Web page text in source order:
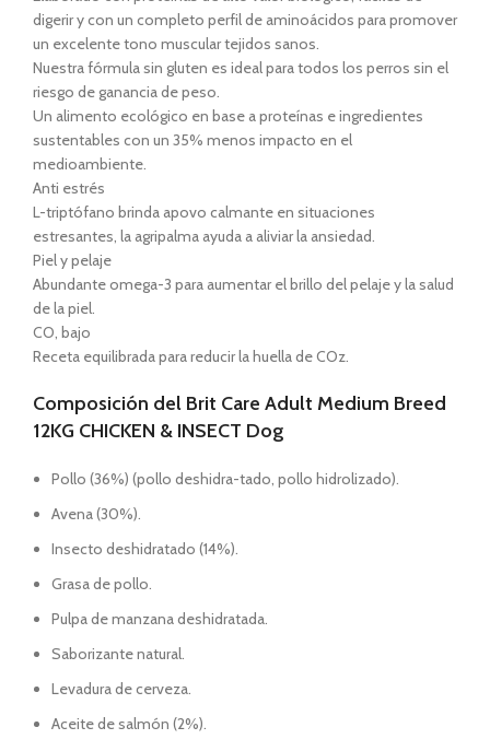
digerir y con un completo perfil de aminoácidos para promover
un excelente tono muscular tejidos sanos.
Nuestra fórmula sin gluten es ideal para todos los perros sin el
riesgo de ganancia de peso.
Un alimento ecológico en base a proteínas e ingredientes
sustentables con un 35% menos impacto en el
medioambiente.
Anti estrés
L-triptófano brinda apovo calmante en situaciones
estresantes, la agripalma ayuda a aliviar la ansiedad.
Piel y pelaje
Abundante omega-3 para aumentar el brillo del pelaje y la salud
de la piel.
CO, bajo
Receta equilibrada para reducir la huella de COz.
Composición del Brit Care Adult Medium Breed
12KG CHICKEN & INSECT Dog
Pollo (36%) (pollo deshidra-tado, pollo hidrolizado).
Avena (30%).
Insecto deshidratado (14%).
Grasa de pollo.
Pulpa de manzana deshidratada.
Saborizante natural.
Levadura de cerveza.
Aceite de salmón (2%).